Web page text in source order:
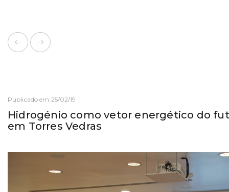
Publicado em 25/02/19
Hidrogénio como vetor energético do
em Torres Vedras